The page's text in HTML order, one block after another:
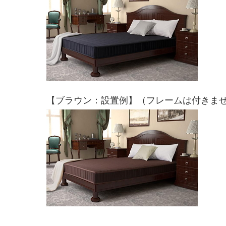
【ブラウン：設置例】（フレームは付きま